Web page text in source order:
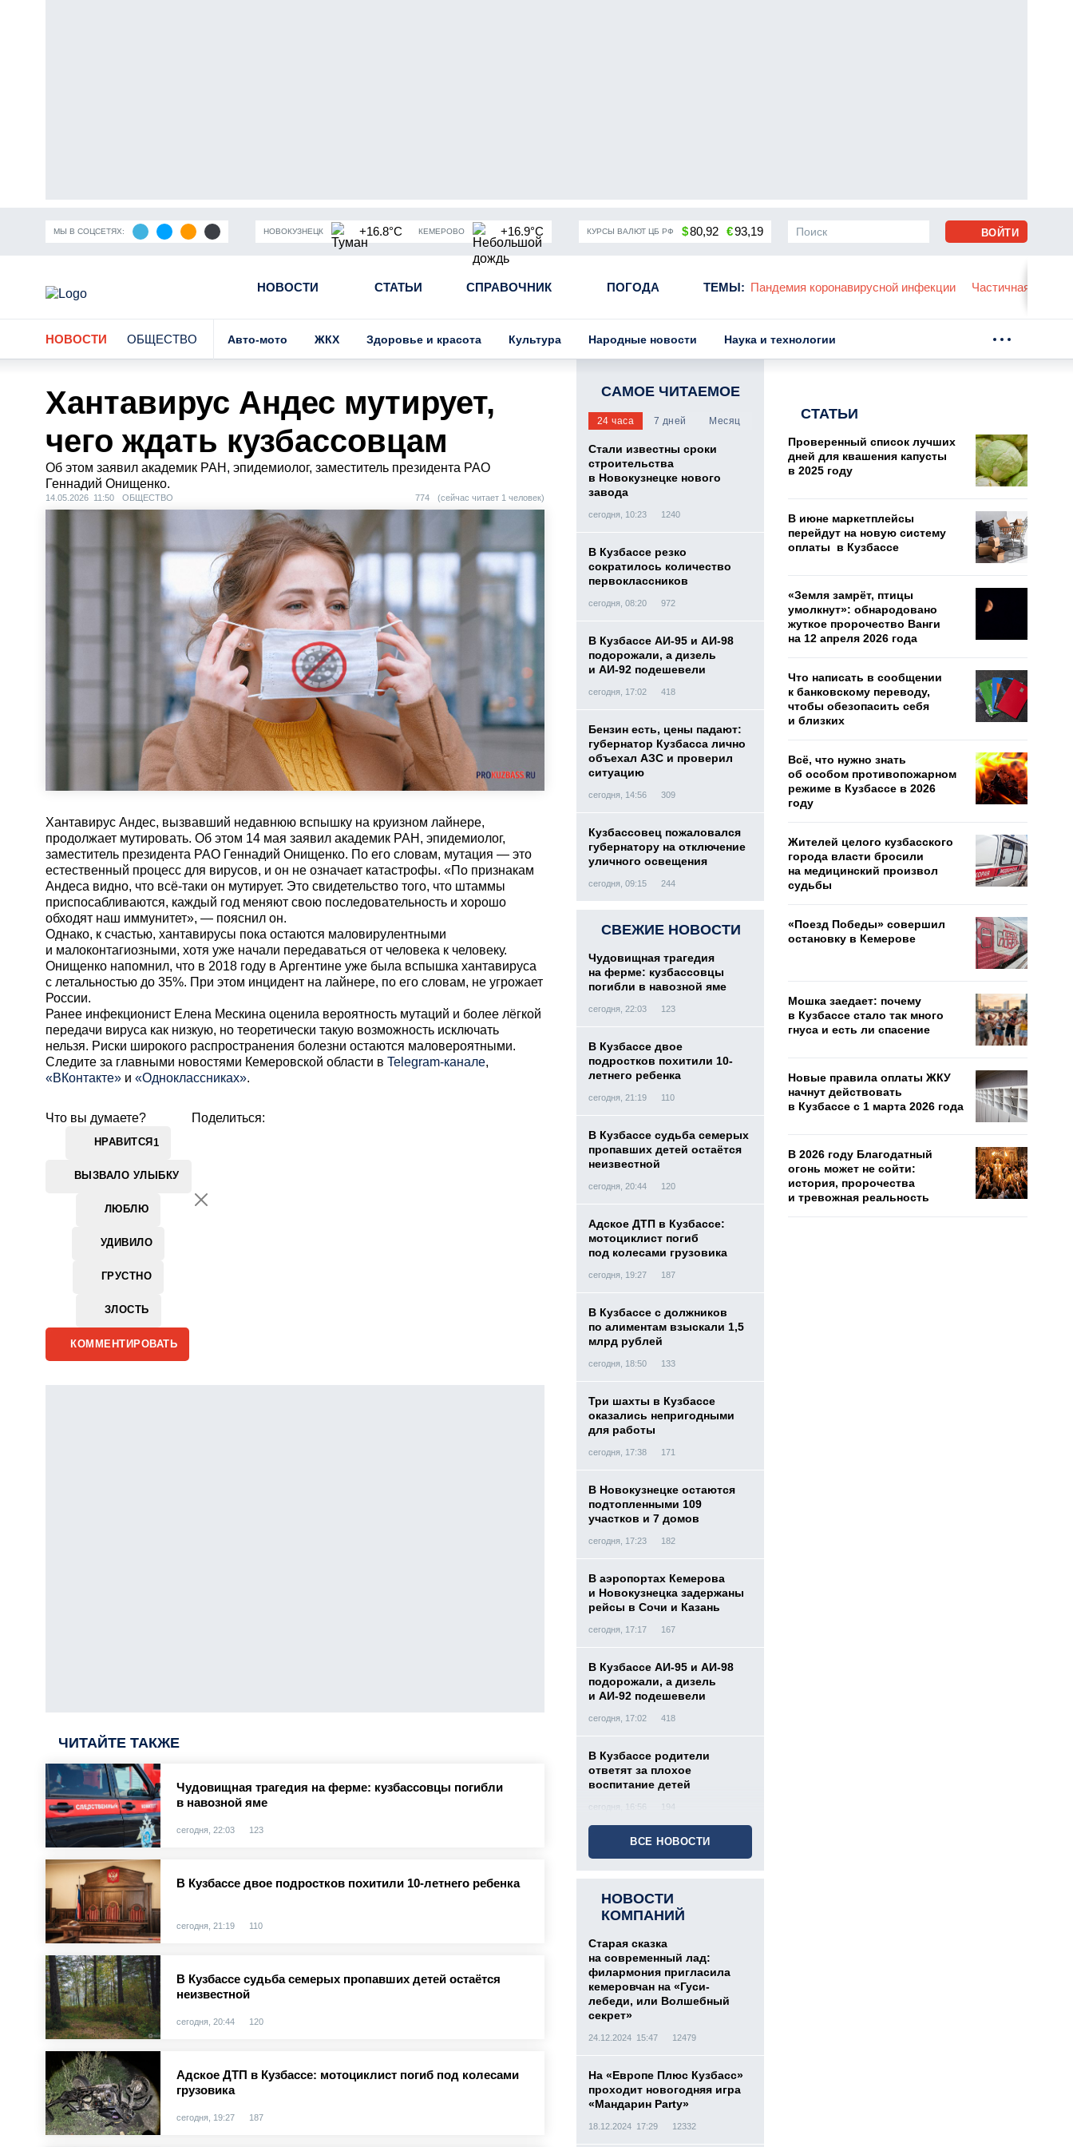
МЫ В СОЦСЕТЯХ: НОВОКУЗНЕЦК +16.8°C КЕМЕРОВО +16.9°C КУРСЫ ВАЛЮТ ЦБ РФ $80,92 €93,19
НОВОСТИ СТАТЬИ СПРАВОЧНИК ПОГОДА ТЕМЫ:
Кузбасса Пандемия коронавирусной инфекции Частичная мобилизация в России Угольная промышленность Кузбасса Пандемия коронавирусной инфекции Частичная
ВОЙТИ
НОВОСТИ ОБЩЕСТВО Авто-мото ЖКХ Здоровье и красота Культура Народные новости Наука и технологии
Хантавирус Андес мутирует,
чего ждать кузбассовцам
Об этом заявил академик РАН, эпидемиолог, заместитель президента РАО
Геннадий Онищенко.
14.05.2026 11:50 ОБЩЕСТВО 774 (сейчас читает 1 человек)
Хантавирус Андес, вызвавший недавнюю вспышку на круизном лайнере,
продолжает мутировать. Об этом 14 мая заявил академик РАН, эпидемиолог,
заместитель президента РАО Геннадий Онищенко. По его словам, мутация — это
естественный процесс для вирусов, и он не означает катастрофы. «По признакам
Андеса видно, что всё-таки он мутирует. Это свидетельство того, что штаммы
приспосабливаются, каждый год меняют свою последовательность и хорошо
обходят наш иммунитет», — пояснил он.
Однако, к счастью, хантавирусы пока остаются маловирулентными
и малоконтагиозными, хотя уже начали передаваться от человека к человеку.
Онищенко напомнил, что в 2018 году в Аргентине уже была вспышка хантавируса
с летальностью до 35%. При этом инцидент на лайнере, по его словам, не угрожает
России.
Ранее инфекционист Елена Мескина оценила вероятность мутаций и более лёгкой
передачи вируса как низкую, но теоретически такую возможность исключать
нельзя. Риски широкого распространения болезни остаются маловероятными.
Cледите за главными новостями Кемеровской области в Telegram-канале,
«ВКонтакте» и «Одноклассниках».
Что вы думаете?
НРАВИТСЯ 1
ВЫЗВАЛО УЛЫБКУ
ЛЮБЛЮ
УДИВИЛО
ГРУСТНО
ЗЛОСТЬ
Поделиться:
КОММЕНТИРОВАТЬ
ЧИТАЙТЕ ТАКЖЕ
Чудовищная трагедия на ферме: кузбассовцы погибли
в навозной яме
сегодня, 22:03 123
В Кузбассе двое подростков похитили 10-летнего ребенка
сегодня, 21:19 110
В Кузбассе судьба семерых пропавших детей остаётся
неизвестной
сегодня, 20:44 120
Адское ДТП в Кузбассе: мотоциклист погиб под колесами
грузовика
сегодня, 19:27 187
САМОЕ ЧИТАЕМОЕ
24 часа 7 дней Месяц
Стали известны сроки
строительства
в Новокузнецке нового
завода
сегодня, 10:23 1240
В Кузбассе резко
сократилось количество
первоклассников
сегодня, 08:20 972
В Кузбассе АИ-95 и АИ-98
подорожали, а дизель
и АИ-92 подешевели
сегодня, 17:02 418
Бензин есть, цены падают:
губернатор Кузбасса лично
объехал АЗС и проверил
ситуацию
сегодня, 14:56 309
Кузбассовец пожаловался
губернатору на отключение
уличного освещения
сегодня, 09:15 244
СВЕЖИЕ НОВОСТИ
Чудовищная трагедия
на ферме: кузбассовцы
погибли в навозной яме
сегодня, 22:03 123
В Кузбассе двое
подростков похитили 10-
летнего ребенка
сегодня, 21:19 110
В Кузбассе судьба семерых
пропавших детей остаётся
неизвестной
сегодня, 20:44 120
Адское ДТП в Кузбассе:
мотоциклист погиб
под колесами грузовика
сегодня, 19:27 187
В Кузбассе с должников
по алиментам взыскали 1,5
млрд рублей
сегодня, 18:50 133
Три шахты в Кузбассе
оказались непригодными
для работы
сегодня, 17:38 171
В Новокузнецке остаются
подтопленными 109
участков и 7 домов
сегодня, 17:23 182
В аэропортах Кемерова
и Новокузнецка задержаны
рейсы в Сочи и Казань
сегодня, 17:17 167
В Кузбассе АИ-95 и АИ-98
подорожали, а дизель
и АИ-92 подешевели
сегодня, 17:02 418
В Кузбассе родители
ответят за плохое
воспитание детей
сегодня, 16:56 194
ВСЕ НОВОСТИ
НОВОСТИ
КОМПАНИЙ
Старая сказка
на современный лад:
филармония пригласила
кемеровчан на «Гуси-
лебеди, или Волшебный
секрет»
24.12.2024 15:47 12479
На «Европе Плюс Кузбасс»
проходит новогодняя игра
«Мандарин Party»
18.12.2024 17:29 12332
СТАТЬИ
Проверенный список лучших
дней для квашения капусты
в 2025 году
В июне маркетплейсы
перейдут на новую систему
оплаты в Кузбассе
«Земля замрёт, птицы
умолкнут»: обнародовано
жуткое пророчество Ванги
на 12 апреля 2026 года
Что написать в сообщении
к банковскому переводу,
чтобы обезопасить себя
и близких
Всё, что нужно знать
об особом противопожарном
режиме в Кузбассе в 2026
году
Жителей целого кузбасского
города власти бросили
на медицинский произвол
судьбы
«Поезд Победы» совершил
остановку в Кемерове
Мошка заедает: почему
в Кузбассе стало так много
гнуса и есть ли спасение
Новые правила оплаты ЖКУ
начнут действовать
в Кузбассе с 1 марта 2026 года
В 2026 году Благодатный
огонь может не сойти:
история, пророчества
и тревожная реальность